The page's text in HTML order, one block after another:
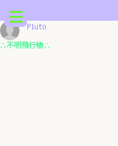
∴ 不明飛行物 ∴
Pluto